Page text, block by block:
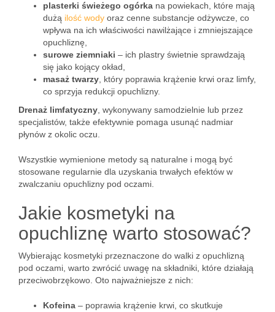
plasterki świeżego ogórka na powiekach, które mają
dużą ilość wody oraz cenne substancje odżywcze, co
wpływa na ich właściwości nawilżające i zmniejszające
opuchliznę,
surowe ziemniaki – ich plastry świetnie sprawdzają
się jako kojący okład,
masaż twarzy , który poprawia krążenie krwi oraz limfy,
co sprzyja redukcji opuchlizny.
Drenaż limfatyczny , wykonywany samodzielnie lub przez
specjalistów, także efektywnie pomaga usunąć nadmiar
płynów z okolic oczu.
Wszystkie wymienione metody są naturalne i mogą być
stosowane regularnie dla uzyskania trwałych efektów w
zwalczaniu opuchlizny pod oczami.
Jakie kosmetyki na
opuchliznę warto stosować?
Wybierając kosmetyki przeznaczone do walki z opuchlizną
pod oczami, warto zwrócić uwagę na składniki, które działają
przeciwobrzękowo. Oto najważniejsze z nich:
Kofeina – poprawia krążenie krwi, co skutkuje